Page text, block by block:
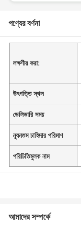
পণ্যের বর্ণনা
লক্ষণীয় করা:
উৎপত্তি স্থল
ডেলিভারি সময়
ন্যূনতম চাহিদার পরিমাণ
পরিচিতিমুলক নাম
আমাদের সম্পর্কে